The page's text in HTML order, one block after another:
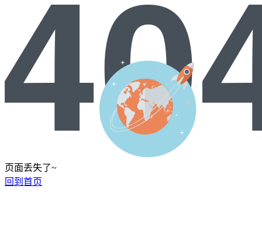
页面丢失了~
回到首页